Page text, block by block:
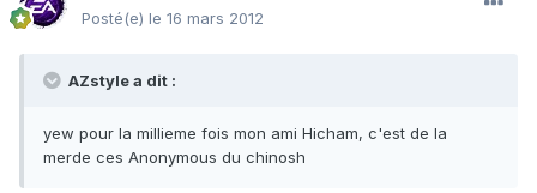
Posté(e) le 16 mars 2012
AZstyle a dit :
yew pour la millieme fois mon ami Hicham, c'est de la
merde ces Anonymous du chinosh